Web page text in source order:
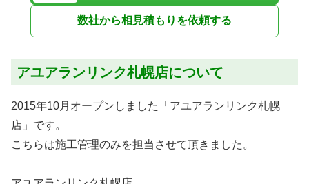
数社から相見積もりを依頼する
アユアランリンク札幌店について
2015年10月オープンしました「アユアランリンク札幌
店」です。
こちらは施工管理のみを担当させて頂きました。